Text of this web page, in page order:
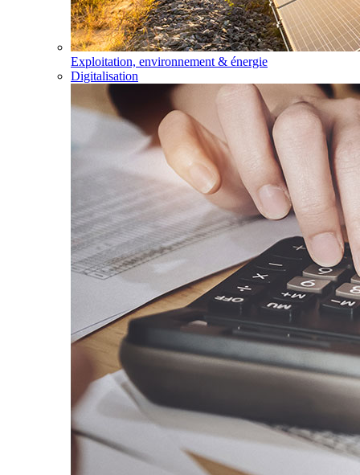
Exploitation, environnement & énergie
Digitalisation